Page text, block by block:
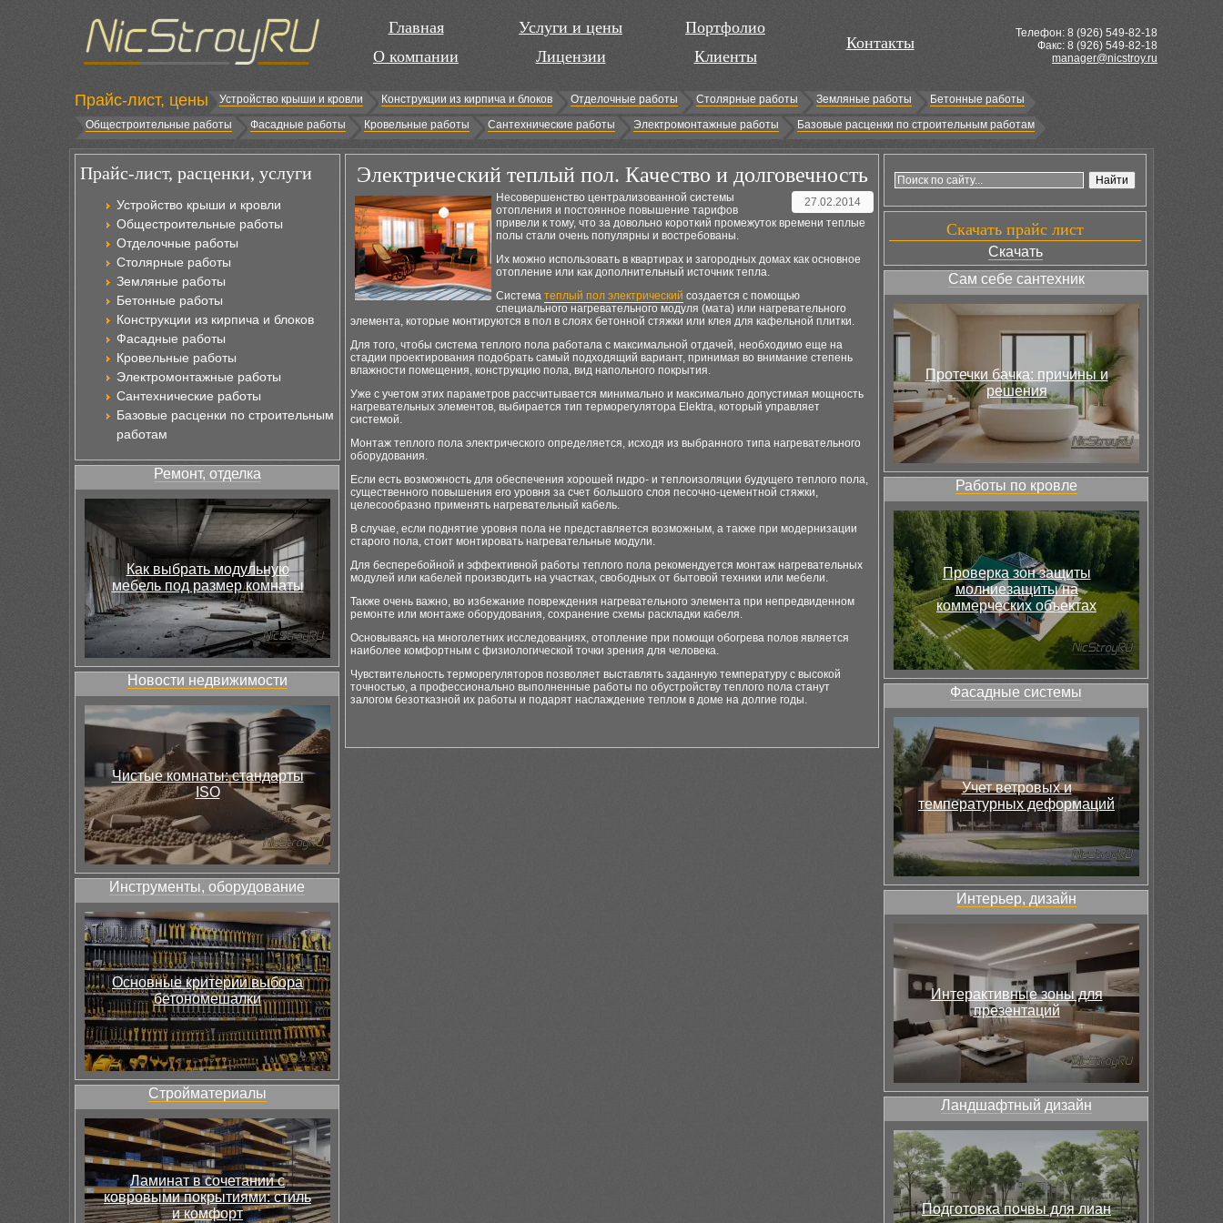
Главная
О компании
Услуги и цены
Лицензии
Портфолио
Клиенты
Контакты
Телефон: 8 (926) 549-82-18
Факс: 8 (926) 549-82-18
manager@nicstroy.ru
Прайс-лист, цены Устройство крыши и кровли Конструкции из кирпича и блоков Отделочные работы Столярные работы Земляные работы
Бетонные работы
Общестроительные работы
Фасадные работы Кровельные работы Сантехнические работы Электромонтажные работы Базовые расценки по строительным работам
Прайс-лист, расценки, услуги
Устройство крыши и кровли
Общестроительные работы
Отделочные работы
Столярные работы
Земляные работы
Бетонные работы
Конструкции из кирпича и блоков
Фасадные работы
Кровельные работы
Электромонтажные работы
Сантехнические работы
Базовые расценки по строительным
работам
Ремонт, отделка
Как выбрать модульную
мебель под размер комнаты
Новости недвижимости
Чистые комнаты: стандарты
ISO
Инструменты, оборудование
Основные критерии выбора
бетономешалки
Стройматериалы
Ламинат в сочетании с
ковровыми покрытиями: стиль
и комфорт
Электрический теплый пол. Качество и долговечность
27.02.2014
Несовершенство централизованной системы
отопления и постоянное повышение тарифов
привели к тому, что за довольно короткий промежуток времени теплые
полы стали очень популярны и востребованы.
Их можно использовать в квартирах и загородных домах как основное
отопление или как дополнительный источник тепла.
Система теплый пол электрический создается с помощью
специального нагревательного модуля (мата) или нагревательного
элемента, которые монтируются в пол в слоях бетонной стяжки или клея для кафельной плитки.
Для того, чтобы система теплого пола работала с максимальной отдачей, необходимо еще на
стадии проектирования подобрать самый подходящий вариант, принимая во внимание степень
влажности помещения, конструкцию пола, вид напольного покрытия.
Уже с учетом этих параметров рассчитывается минимально и максимально допустимая мощность
нагревательных элементов, выбирается тип терморегулятора Elektra, который управляет
системой.
Монтаж теплого пола электрического определяется, исходя из выбранного типа нагревательного
оборудования.
Если есть возможность для обеспечения хорошей гидро- и теплоизоляции будущего теплого пола,
существенного повышения его уровня за счет большого слоя песочно-цементной стяжки,
целесообразно применять нагревательный кабель.
В случае, если поднятие уровня пола не представляется возможным, а также при модернизации
старого пола, стоит монтировать нагревательные модули.
Для бесперебойной и эффективной работы теплого пола рекомендуется монтаж нагревательных
модулей или кабелей производить на участках, свободных от бытовой техники или мебели.
Также очень важно, во избежание повреждения нагревательного элемента при непредвиденном
ремонте или монтаже оборудования, сохранение схемы раскладки кабеля.
Основываясь на многолетних исследованиях, отопление при помощи обогрева полов является
наиболее комфортным с физиологической точки зрения для человека.
Чувствительность терморегуляторов позволяет выставлять заданную температуру с высокой
точностью, а профессионально выполненные работы по обустройству теплого пола станут
залогом безотказной их работы и подарят наслаждение теплом в доме на долгие годы.
Скачать прайс лист
Скачать
Сам себе сантехник
Протечки бачка: причины и
решения
Работы по кровле
Проверка зон защиты
молниезащиты на
коммерческих объектах
Фасадные системы
Учет ветровых и
температурных деформаций
Интерьер, дизайн
Интерактивные зоны для
презентаций
Ландшафтный дизайн
Подготовка почвы для лиан